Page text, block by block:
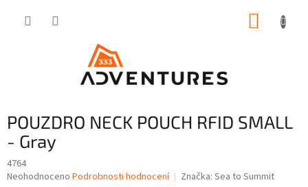
POUZDRO NECK POUCH RFID SMALL
- Gray
4764
Průměrné
Neohodnoceno Podrobnosti hodnocení Značka: Sea to Summit